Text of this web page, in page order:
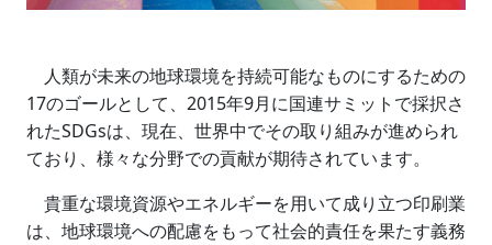
人類が未来の地球環境を持続可能なものにするための
17のゴールとして、2015年9月に国連サミットで採択さ
れたSDGsは、現在、世界中でその取り組みが進められ
ており、様々な分野での貢献が期待されています。
貴重な環境資源やエネルギーを用いて成り立つ印刷業
は、地球環境への配慮をもって社会的責任を果たす義務